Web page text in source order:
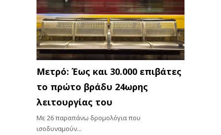
Μετρό: Έως και 30.000 επιβάτες
το πρώτο βράδυ 24ωρης
λειτουργίας του
Με 26 παραπάνω δρομολόγια που
ισοδυναμούν...